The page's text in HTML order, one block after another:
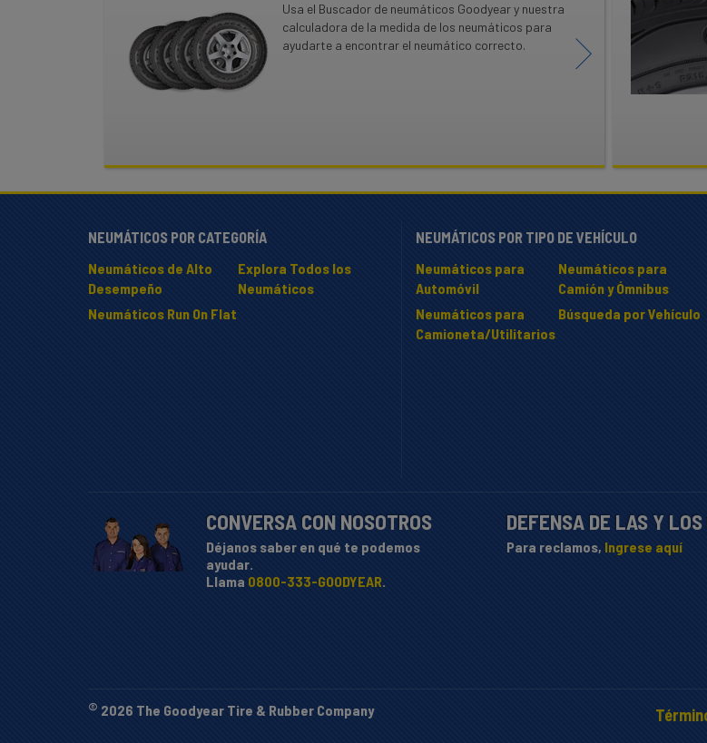
Usa el Buscador de neumáticos Goodyear y nuestra
calculadora de la medida de los neumáticos para
ayudarte a encontrar el neumático correcto.
NEUMÁTICOS POR CATEGORÍA
Neumáticos de Alto
Desempeño
Neumáticos Run On Flat
Explora Todos los
Neumáticos
NEUMÁTICOS POR TIPO DE VEHÍCULO
Neumáticos para
Automóvil
Neumáticos para
Camioneta/Utilitarios
Neumáticos para
Camión y Ómnibus
Búsqueda por Vehículo
CONVERSA CON NOSOTROS
Déjanos saber en qué te podemos
ayudar.
Llama 0800-333-GOODYEAR.
DEFENSA DE LAS Y LOS
Para reclamos, Ingrese aquí
© 2026 The Goodyear Tire & Rubber Company